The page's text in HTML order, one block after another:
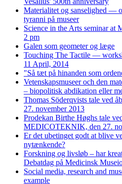
Materialitet og sanselighed —
tyranni på museer
Science in the Arts seminar at
2 pm
Galen som geometer og læge
Touching The Tactile —
11 April, 2014
"Så tæt på hinanden som
Vetenskapsmuseer och den
– biopolitisk abdikation eller
Thomas Söderqvists tale ved
27. november 2013
Prodekan Birthe Høghs tale
MEDICOTEKNIK, den 27.
Er det ubetinget godt at blive
nytænkende?
Forskning og livsløb – har
Debatdag på Medicinsk
Social media, research and
example